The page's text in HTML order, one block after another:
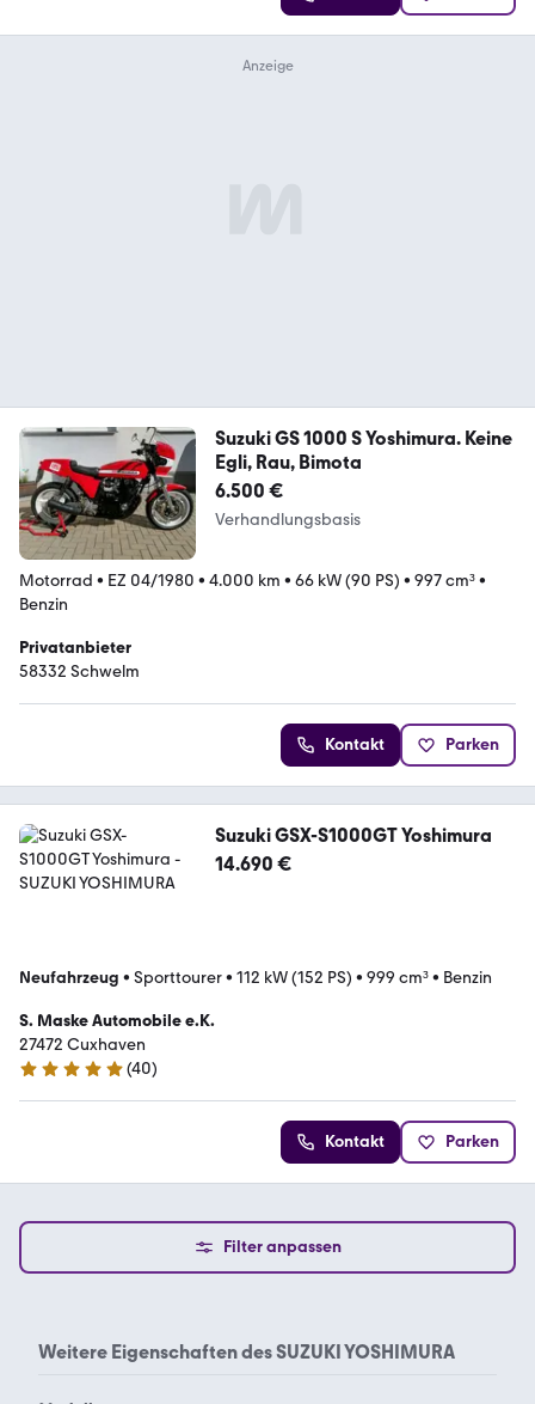
Suzuki GS 1000 S Yoshimura. Keine
Egli, Rau, Bimota
6.500 €
Verhandlungsbasis
Motorrad • EZ 04/1980 • 4.000 km • 66 kW (90 PS) • 997 cm³•
Benzin
Privatanbieter
58332 Schwelm
Kontakt Parken
Suzuki GSX-S1000GT Yoshimura
14.690 €
Neufahrzeug • Sporttourer• 112 kW (152 PS) • 999 cm³• Benzin
S. Maske Automobile e.K.
27472 Cuxhaven
5 Sterne
(40)
Kontakt Parken
Filter anpassen
Weitere Eigenschaften desSUZUKI YOSHIMURA